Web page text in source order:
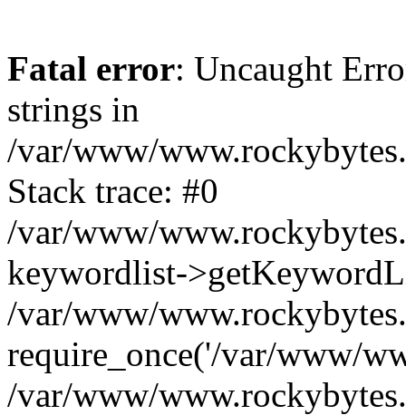
Fatal error: Uncaught
strings in
/var/www/
Stack trace: #0
/var/www/
keywordlist-
/var/www/
require_once('/var/www/
/var/www/